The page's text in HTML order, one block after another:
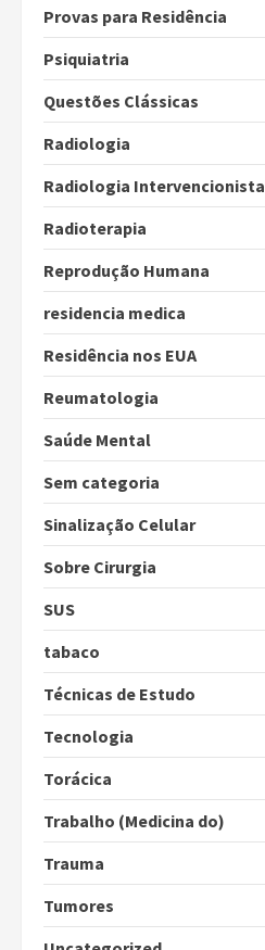
Provas para Residência
Psiquiatria
Questões Clássicas
Radiologia
Radiologia Intervencionista
Radioterapia
Reprodução Humana
residencia medica
Residência nos EUA
Reumatologia
Saúde Mental
Sem categoria
Sinalização Celular
Sobre Cirurgia
SUS
tabaco
Técnicas de Estudo
Tecnologia
Torácica
Trabalho (Medicina do)
Trauma
Tumores